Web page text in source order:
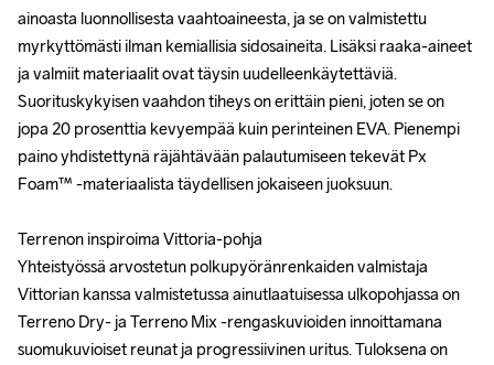
ainoasta luonnollisesta vaahtoaineesta, ja se on valmistettu
myrkyttömästi ilman kemiallisia sidosaineita. Lisäksi raaka-aineet
ja valmiit materiaalit ovat täysin uudelleenkäytettäviä.
Suorituskykyisen vaahdon tiheys on erittäin pieni, joten se on
jopa 20 prosenttia kevyempää kuin perinteinen EVA. Pienempi
paino yhdistettynä räjähtävään palautumiseen tekevät Px
Foam™ -materiaalista täydellisen jokaiseen juoksuun.
Terrenon inspiroima Vittoria-pohja
Yhteistyössä arvostetun polkupyöränrenkaiden valmistaja
Vittorian kanssa valmistetussa ainutlaatuisessa ulkopohjassa on
Terreno Dry- ja Terreno Mix -rengaskuvioiden innoittamana
suomukuvioiset reunat ja progressiivinen uritus. Tuloksena on
ainoasta luonnollisesta vaahtoaineesta, ja se on valmistettu
myrkyttömästi ilman kemiallisia sidosaineita. Lisäksi raaka-aineet
ja valmiit materiaalit ovat täysin uudelleenkäytettäviä.
Suorituskykyisen vaahdon tiheys on erittäin pieni, joten se on
jopa 20 prosenttia kevyempää kuin perinteinen EVA. Pienempi
paino yhdistettynä räjähtävään palautumiseen tekevät Px
Foam™ -materiaalista täydellisen jokaiseen juoksuun.
Terrenon inspiroima Vittoria-pohja
Yhteistyössä arvostetun polkupyöränrenkaiden valmistaja
Vittorian kanssa valmistetussa ainutlaatuisessa ulkopohjassa on
Terreno Dry- ja Terreno Mix -rengaskuvioiden innoittamana
suomukuvioiset reunat ja progressiivinen uritus. Tuloksena on